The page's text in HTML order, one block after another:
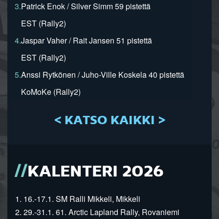
3.Patrick Enok / Silver Simm 59 pistettä
EST (Rally2)
4.Jaspar Vaher / Rait Jansen 51 pistettä
EST (Rally2)
5.Anssi Rytkönen / Juho-Ville Koskela 40 pistettä
KoMoKe (Rally2)
< KATSO KAIKKI >
KALENTERI 2026
1. 16.-17.1. SM Ralli Mikkeli, Mikkeli
2. 29.-31.1. 61. Arctic Lapland Rally, Rovaniemi